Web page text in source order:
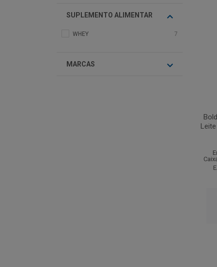
SUPLEMENTO ALIMENTAR
WHEY 7
MARCAS